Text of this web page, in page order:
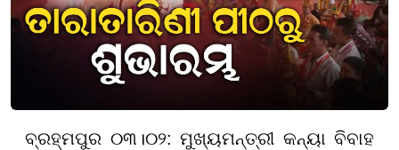
ବ୍ରହ୍ମପୁର ୦୩।୦୨: ମୁଖ୍ୟମନ୍ତ୍ରୀ କନ୍ୟା ବିବାହ